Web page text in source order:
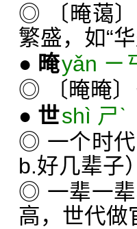
◎ 〔晻蔼〕
繁盛，如“
● 晻yǎn ㄧ
◎ 〔晻晻〕
● 世shì ㄕˋ
◎ 一个时代
b.好几辈子
◎ 一辈一辈
高，世代做